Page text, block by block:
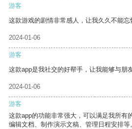
游客
这款游戏的剧情非常感人，让我久久不能忘
2024-01-06
游客
这款app是我社交的好帮手，让我能够与朋
2024-01-06
游客
这款app的功能非常强大，可以满足我所有
编辑文档、制作演示文稿、管理日程安排等